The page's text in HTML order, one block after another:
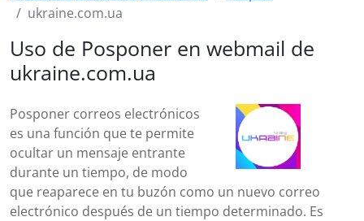
ukraine.com.ua
Uso de Posponer en webmail de
ukraine.com.ua
Posponer correos electrónicos
es una función que te permite
ocultar un mensaje entrante
durante un tiempo, de modo
que reaparece en tu buzón como un nuevo correo
electrónico después de un tiempo determinado. Es